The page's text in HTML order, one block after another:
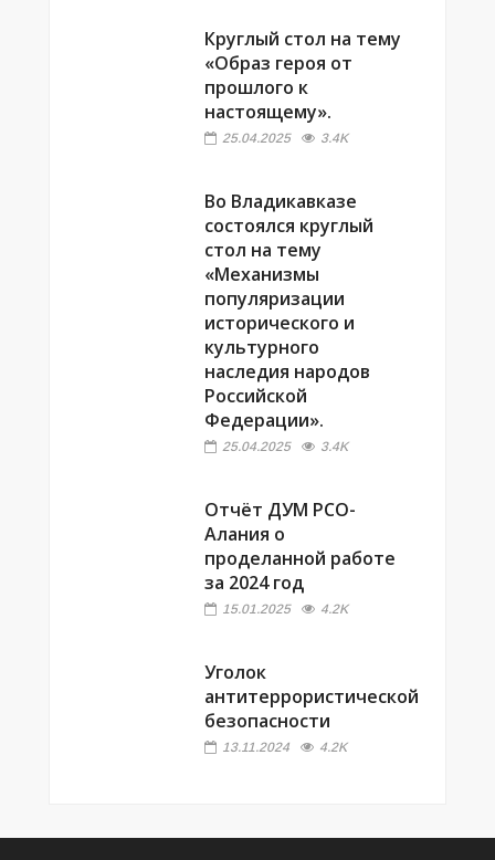
Круглый стол на тему
«Образ героя от
прошлого к
настоящему».
25.04.2025 3.4K
Во Владикавказе
состоялся круглый
стол на тему
«Механизмы
популяризации
исторического и
культурного
наследия народов
Российской
Федерации».
25.04.2025 3.4K
Отчёт ДУМ РСО-
Алания о
проделанной работе
за 2024 год
15.01.2025 4.2K
Уголок
антитеррористической
безопасности
13.11.2024 4.2K